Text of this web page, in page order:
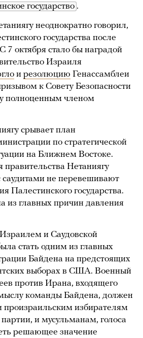
государство .
неоднократно говорил,
государства после
октября стало бы наградой
Израиля
и резолюцию Генассамблеи
к Совету Безопасности
полноценным членом
срывает план
по стратегической
на Ближнем Востоке.
правительства Нетаниягу
не перевешивают
Палестинского государства.
из главных причин давления
и Саудовской
стать одним из главных
Байдена на предстоящих
выборах в США. Военный
против Ирана, входящего
команды Байдена, должен
произраильским избирателям
и мусульманам, голоса
решающее значение